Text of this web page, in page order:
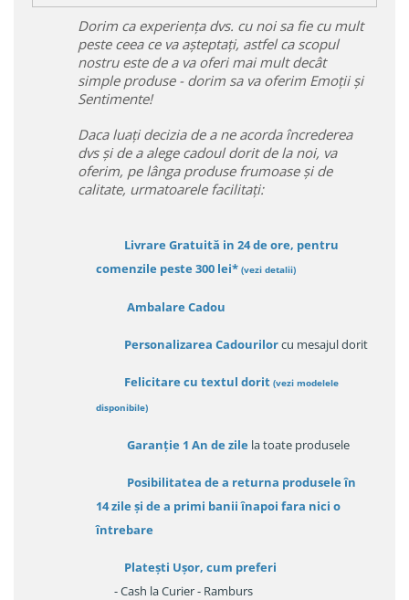
Dorim ca experiența dvs. cu noi sa fie cu mult
peste ceea ce va așteptați, astfel ca scopul
nostru este de a va oferi mai mult decât
simple produse - dorim sa va oferim Emoții și
Sentimente!
Daca luați decizia de a ne acorda încrederea
dvs și de a alege cadoul dorit de la noi, va
oferim, pe lânga produse frumoase și de
calitate, urmatoarele facilitați:
Livrare Gratuită in 24 de ore, pentru
comenzile peste 300 lei* (vezi detalii)
Ambalare Cadou
Personalizarea Cadourilorcu mesajul dorit
Felicitare cu textul dorit (vezi modelele
disponibile)
Garanție 1 An de zile la toate produsele
Posibilitatea de a returna produsele în
14 zileși de a primi banii înapoi fara nici o
întrebare
Platești Ușor, cum preferi
- Cash la Curier - Ramburs